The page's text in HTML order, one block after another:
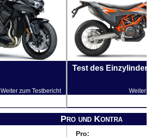
Weiter zum Testbericht
Test des Einzylinder
Weiter
Pro und Kontra
Pro: